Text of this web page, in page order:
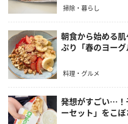
掃除・暮らし
朝食から始める
ぷり「春のヨー
料理・グルメ
発想がすごい…！
ーセット」をこ